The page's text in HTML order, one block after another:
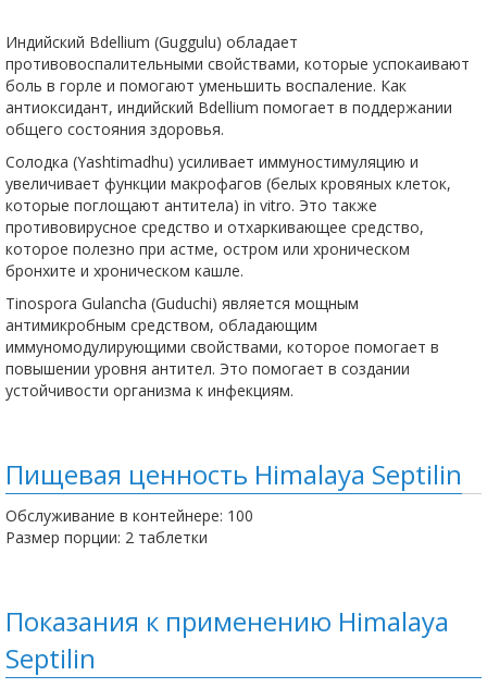
Индийский Bdellium (Guggulu) обладает
противовоспалительными свойствами, которые успокаивают
боль в горле и помогают уменьшить воспаление. Как
антиоксидант, индийский Bdellium помогает в поддержании
общего состояния здоровья.
Солодка (Yashtimadhu) усиливает иммуностимуляцию и
увеличивает функции макрофагов (белых кровяных клеток,
которые поглощают антитела) in vitro. Это также
противовирусное средство и отхаркивающее средство,
которое полезно при астме, остром или хроническом
бронхите и хроническом кашле.
Tinospora Gulancha (Guduchi) является мощным
антимикробным средством, обладающим
иммуномодулирующими свойствами, которое помогает в
повышении уровня антител. Это помогает в создании
устойчивости организма к инфекциям.
Пищевая ценность Himalaya Septilin
Обслуживание в контейнере: 100
Размер порции: 2 таблетки
Показания к применению Himalaya
Septilin